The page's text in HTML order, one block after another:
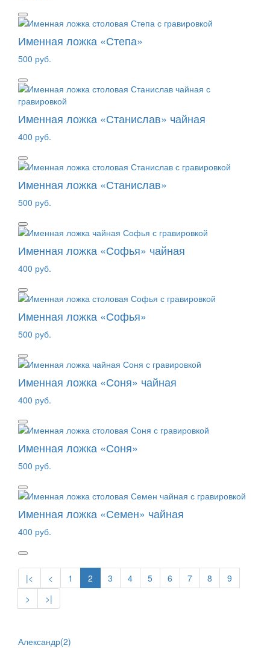
Именная ложка «Степа»
500 руб.
Именная ложка «Станислав» чайная
400 руб.
Именная ложка «Станислав»
500 руб.
Именная ложка «Софья» чайная
400 руб.
Именная ложка «Софья»
500 руб.
Именная ложка «Соня» чайная
400 руб.
Именная ложка «Соня»
500 руб.
Именная ложка «Семен» чайная
400 руб.
|< < 1 2 3 4 5 6 7 8
9
>
>|
Александр(2)